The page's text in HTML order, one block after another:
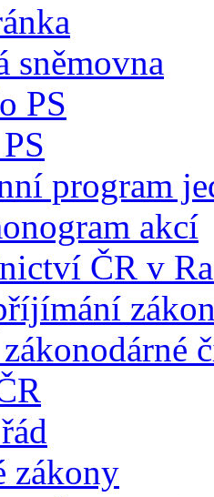
sněmovna
PS
program
akcí
ČR v
zákony